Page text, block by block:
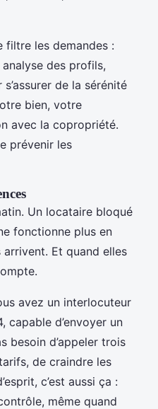
filtre les demandes :
des profils,
de la sérénité
bien, votre
avec la copropriété.
prévenir les
Un locataire bloqué
fonctionne plus en
Et quand elles
avez un interlocuteur
capable d’envoyer un
besoin d’appeler trois
de craindre les
c’est aussi ça :
même quand